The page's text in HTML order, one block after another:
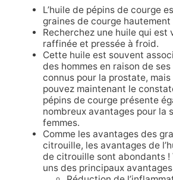
L’huile de pépins de courge
graines de courge
Recherchez une huile qui est
raffinée et pressée à froid.
Cette huile est souvent
des hommes en raison de
connus pour la prostate,
pouvez maintenant le
pépins de courge présente
nombreux avantages pour la
femmes.
Comme les avantages des
citrouille, les avantages de
de citrouille sont abondants !
uns des principaux avantages